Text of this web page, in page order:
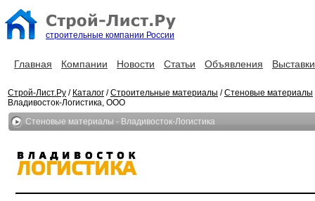
строительные компании России
Главная Компании Новости Статьи Объявления Выставки
Строй-Лист.Ру / Каталог /Строительные материалы /Стеновые материалы
Владивосток-Логистика, ООО
Стеновые материалы - Владивосток-Логистика